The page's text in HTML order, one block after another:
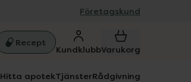
Företagskund
Recept
KundklubbVarukorg
Hitta apotekTjänsterRådgivning